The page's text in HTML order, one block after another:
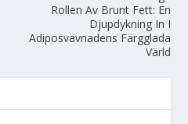
Rollen Av Brunt Fett: En
Djupdykning In I
Adiposvävnadens Färgglada
Värld